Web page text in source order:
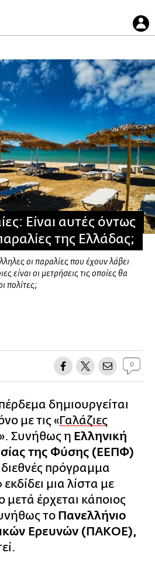
Είναι αυτές όντως
της Ελλάδας;
οι παραλίες που έχουν λάβει
είναι οι μετρήσεις τις οποίες θα
πολίτες;
0
δημιουργείται
με τις «Γαλάζιες
». Συνήθως η Ελληνική
της Φύσης (ΕΕΠΦ)
διεθνές πρόγραμμα
μια λίστα με
μετά έρχεται κάποιος
το Πανελλήνιο
Ερευνών (ΠΑΚΟΕ),